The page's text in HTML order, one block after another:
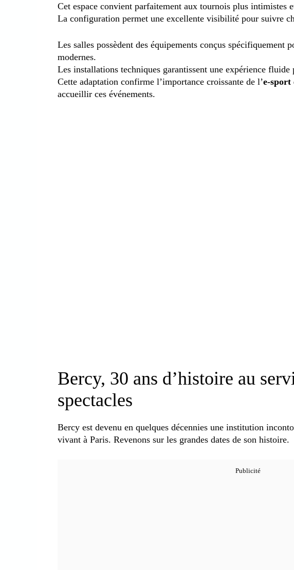
Cet espace convient parfaitement aux tournois plus intimistes
La configuration permet une excellente visibilité pour suivre
Les salles possèdent des équipements conçus spécifiquement
modernes.
Les installations techniques garantissent une expérience
Cette adaptation confirme l’importance croissante de l’e-sport
accueillir ces événements.
Bercy, 30 ans d’histoire au
spectacles
Bercy est devenu en quelques décennies une institution
vivant à Paris. Revenons sur les grandes dates de son histoire.